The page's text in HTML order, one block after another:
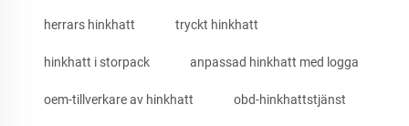
herrars hinkhatt tryckt hinkhatt
hinkhatt i storpack anpassad hinkhatt med logga
oem-tillverkare av hinkhatt obd-hinkhattstjänst